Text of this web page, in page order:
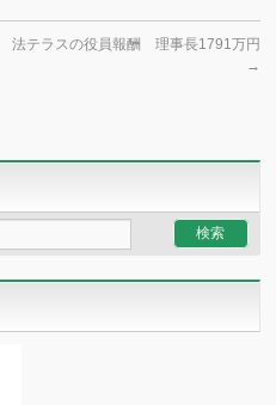
法テラスの役員報酬 理事長1791万円
→